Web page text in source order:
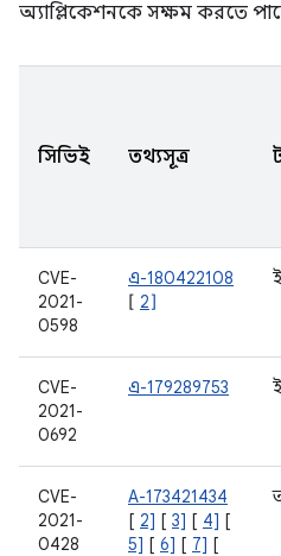
অ্যাপ্লিকেশনকে সক্ষম করতে
সিভিই তথ্যসূত্র
CVE-
2021-
0598
এ-180422108
[ 2]
CVE-
2021-
0692
এ-179289753
CVE-
2021-
0428
A-173421434
[ 2] [ 3] [ 4] [
5] [ 6] [ 7] [